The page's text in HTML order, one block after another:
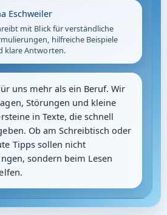
Eschweiler
mit Blick für verständliche
hilfreiche Beispiele
klare Antworten.
uns mehr als ein Beruf. Wir
Störungen und kleine
in Texte, die schnell
Ob am Schreibtisch oder
Tipps sollen nicht
sondern beim Lesen